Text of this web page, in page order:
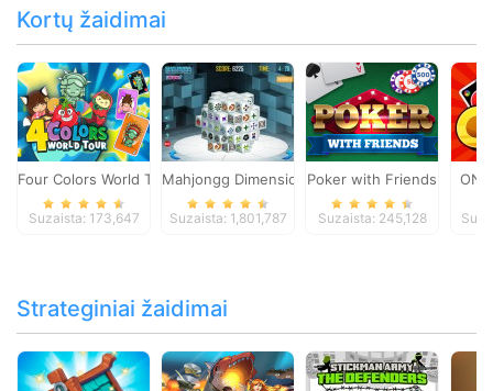
Kortų žaidimai
Four Colors World Tour
Suzaista: 173,647
Mahjongg Dimensions
Suzaista: 1,801,787
Poker with Friends
Suzaista: 245,128
Strateginiai žaidimai